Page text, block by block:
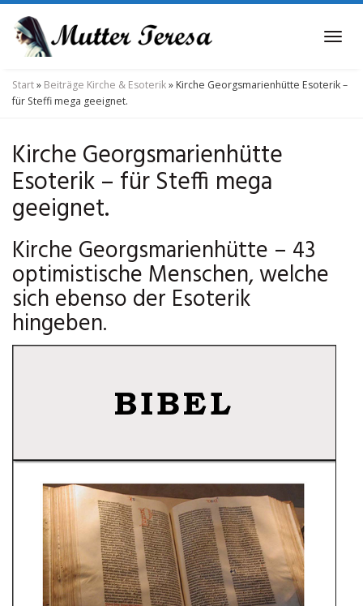
Skip
main
content
Start» Beiträge Kirche & Esoterik» Kirche Georgsmarienhütte Esoterik –
für Steffi mega geeignet.
Kirche Georgsmarienhütte
Esoterik – für Steffi mega
geeignet.
Kirche Georgsmarienhütte – 43
optimistische Menschen, welche
sich ebenso der Esoterik
hingeben.